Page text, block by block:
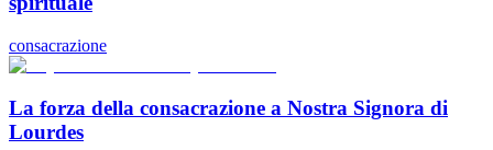
consacrazione
La forza della consacrazione a Nostra Signora di
Lourdes